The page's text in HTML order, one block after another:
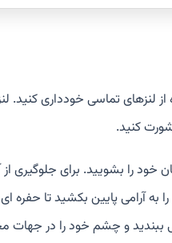
لنزهای تماسی خودداری
کنید.
خود را بشویید. برای جلوگیری
ببندید و چشم خود را در